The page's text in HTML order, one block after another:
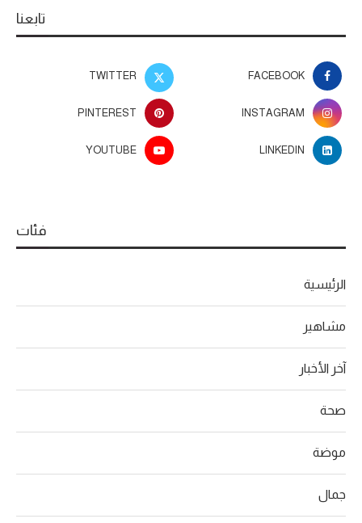
تابعنا
FACEBOOK
TWITTER
INSTAGRAM
PINTEREST
LINKEDIN
YOUTUBE
فئات
الرئيسية
مشاهير
آخر الأخبار
صحة
موضة
جمال